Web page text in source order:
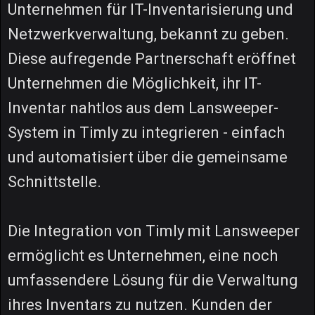
Unternehmen für IT-Inventarisierung und
Netzwerkverwaltung, bekannt zu geben.
Diese aufregende Partnerschaft eröffnet
Unternehmen die Möglichkeit, ihr IT-
Inventar nahtlos aus dem Lansweeper-
System in Timly zu integrieren - einfach
und automatisiert über die gemeinsame
Schnittstelle.
Die Integration von Timly mit Lansweeper
ermöglicht es Unternehmen, eine noch
umfassendere Lösung für die Verwaltung
ihres Inventars zu nutzen. Kunden der